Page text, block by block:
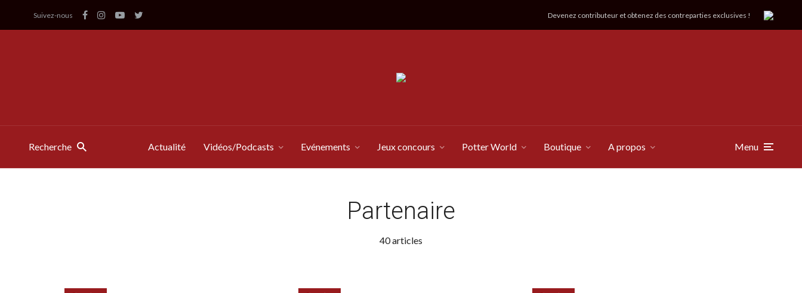
Suivez-nous Devenez contributeur et obtenez des contreparties exclusives !
Recherche Actualité Vidéos/Podcasts Evénements Jeux concours Potter World Boutique A propos Menu
Partenaire
40 articles